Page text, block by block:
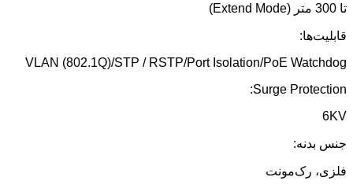
تا 300 متر (Extend Mode)
قابلیت‌ها:
VLAN (802.1Q)/STP / RSTP/Port Isolation/PoE Watchdog
Surge Protection:
6KV
جنس بدنه:
فلزی، رک‌مونت